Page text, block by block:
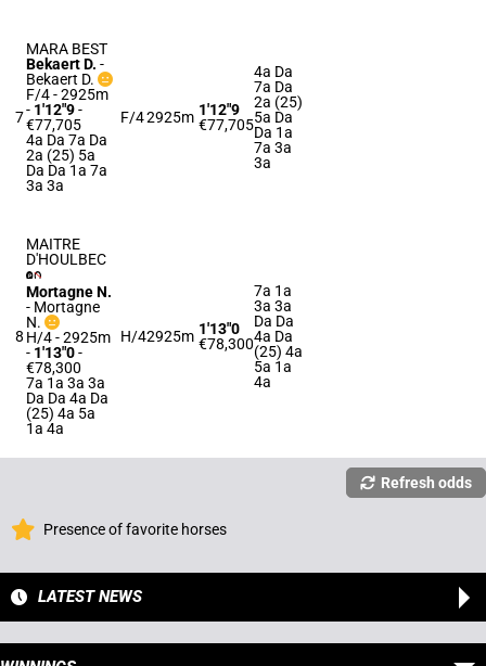
7
MARA BEST
Bekaert D. -
Bekaert D.
F/4 - 2925m
- 1'12"9-
€77,705
4a Da 7a Da
2a (25) 5a
Da Da 1a 7a
3a 3a
F/42925m 1'12"9
€77,705
4a Da
7a Da
2a (25)
5a Da
Da 1a
7a 3a
3a
8
MAITRE
D'HOULBEC
Mortagne N.
- Mortagne
N.
H/4 - 2925m
- 1'13"0-
€78,300
7a 1a 3a 3a
Da Da 4a Da
(25) 4a 5a
1a 4a
H/42925m 1'13"0
€78,300
7a 1a
3a 3a
Da Da
4a Da
(25) 4a
5a 1a
4a
Refresh odds
Presence of favorite horses
LATEST NEWS